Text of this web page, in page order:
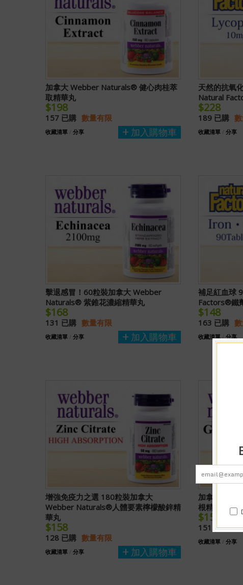
加拿大 Webber Naturals® 健心肉桂萃
取精華丸
$198
157 已購 數量有限
加入購物車
收藏清單 / 分享
天然的抗氧
Natural
$228
189 已購
收藏清單 / 分享
擊退感冒！60粒裝加拿大 Webber
Naturals® 紫錐花濃縮精華丸
$168
131 已購 數量有限
加入購物車
收藏清單 / 分享
補足紅血球
Factors®鐵
$148
163 已購
收藏清單 /分享
增強免疫力之選 180粒裝加拿大
Webber Naturals®人體要素檸檬酸鋅精
華丸
$158
128 已購 數量有限
加入購物車
收藏清單 / 分享
加拿大
根精華丸
$158
151 已購
收藏清單 / 分享